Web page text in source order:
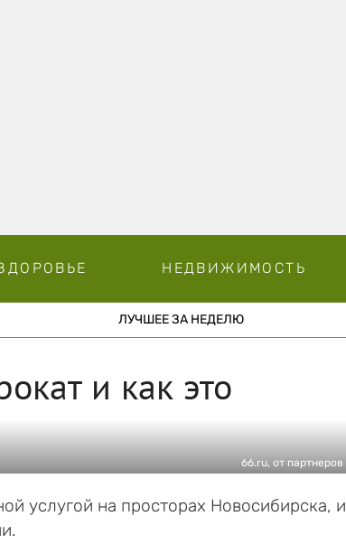
НЕДВИЖИМОСТЬ
ЛУЧШЕЕ ЗА НЕДЕЛЮ
и как это
66.ru, от партнеров
услугой на просторах Новосибирска, и